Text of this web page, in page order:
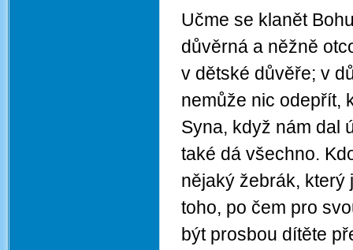
Učme se klanět
důvěrná a něžně
v dětské důvěře; v
nemůže nic odepřít,
Syna, když nám dal
také dá všechno.
nějaký žebrák, který
toho, po čem pro
být prosbou dítěte